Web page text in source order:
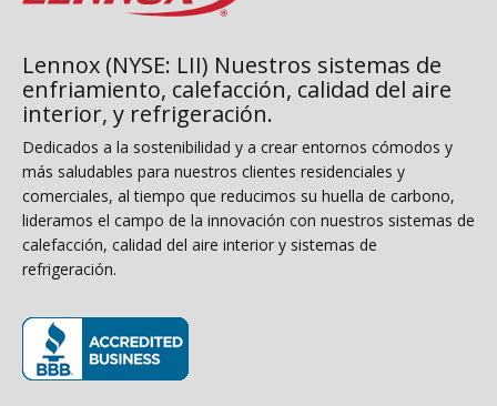
Lennox (NYSE: LII) Nuestros sistemas de
enfriamiento, calefacción, calidad del aire
interior, y refrigeración.
Dedicados a la sostenibilidad y a crear entornos cómodos y
más saludables para nuestros clientes residenciales y
comerciales, al tiempo que reducimos su huella de carbono,
lideramos el campo de la innovación con nuestros sistemas de
calefacción, calidad del aire interior y sistemas de
refrigeración.